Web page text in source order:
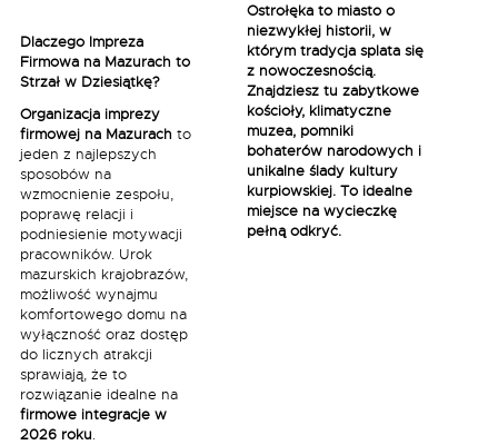
Dlaczego Impreza
Firmowa na Mazurach to
Strzał w Dziesiątkę?
Organizacja imprezy
firmowej na Mazurach to
jeden z najlepszych
sposobów na
wzmocnienie zespołu,
poprawę relacji i
podniesienie motywacji
pracowników. Urok
mazurskich krajobrazów,
możliwość wynajmu
komfortowego domu na
wyłączność oraz dostęp
do licznych atrakcji
sprawiają, że to
rozwiązanie idealne na
firmowe integracje w
2026 roku.
Ostrołęka to miasto o
niezwykłej historii, w
którym tradycja splata się
z nowoczesnością.
Znajdziesz tu zabytkowe
kościoły, klimatyczne
muzea, pomniki
bohaterów narodowych i
unikalne ślady kultury
kurpiowskiej. To idealne
miejsce na wycieczkę
pełną odkryć.